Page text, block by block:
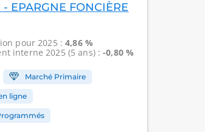
EPARGNE FONCIÈRE
pour 2025 :4,86 %
interne2025 (5 ans) :-0,80 %
Marché Primaire
ligne